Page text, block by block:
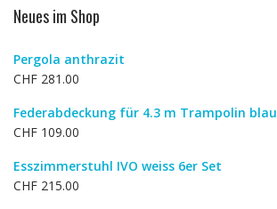
Neues im Shop
Pergola anthrazit
CHF 281.00
Federabdeckung für 4.3 m Trampolin blau
CHF 109.00
Esszimmerstuhl IVO weiss 6er Set
CHF 215.00